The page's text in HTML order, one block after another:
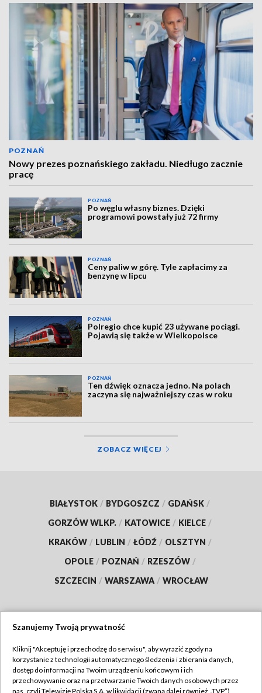
POZNAŃ
Nowy prezes poznańskiego zakładu. Niedługo zacznie
pracę
POZNAŃ
Po węglu własny biznes. Dzięki
programowi powstały już 72 firmy
POZNAŃ
Ceny paliw w górę. Tyle zapłacimy za
benzynę w lipcu
POZNAŃ
Polregio chce kupić 23 używane pociągi.
Pojawią się także w Wielkopolsce
POZNAŃ
Ten dźwięk oznacza jedno. Na polach
zaczyna się najważniejszy czas w roku
ZOBACZ WIĘCEJ
BIAŁYSTOK / BYDGOSZCZ / GDAŃSK /
GORZÓW WLKP. / KATOWICE / KIELCE /
KRAKÓW / LUBLIN / ŁÓDŹ / OLSZTYN /
OPOLE / POZNAŃ / RZESZÓW /
SZCZECIN / WARSZAWA / WROCŁAW
TVP
Abonament TVP
Regulamin TVP
Szanujemy Twoją prywatność
Kliknij "Akceptuję i przechodzę do serwisu", aby wyrazić zgody na
korzystanie z technologii automatycznego śledzenia i zbierania danych,
dostęp do informacji na Twoim urządzeniu końcowym i ich
przechowywanie oraz na przetwarzanie Twoich danych osobowych przez
nas, czyli Telewizję Polską S.A. w likwidacji (zwaną dalej również „TVP”),